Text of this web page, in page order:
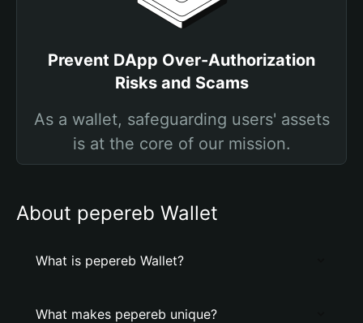
Prevent DApp Over-Authorization
Risks and Scams
As a wallet, safeguarding users' assets
is at the core of our mission.
About pepereb Wallet
What is pepereb Wallet?
What makes pepereb unique?